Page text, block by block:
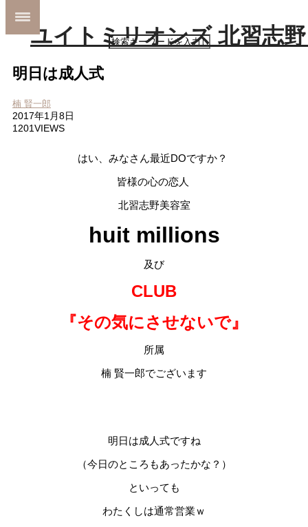
ホーム
SHOP INFO
STYLE
MAIL
MAP
明日は成人式
楠 賢一郎
2017年1月8日
1201VIEWS
はい、みなさん最近DOですか？
皆様の心の恋人
北習志野美容室
huit millions
及び
CLUB
『その気にさせないで』
所属
楠 賢一郎でございます
明日は成人式ですね
（今日のところもあったかな？）
といっても
わたくしは通常営業ｗ